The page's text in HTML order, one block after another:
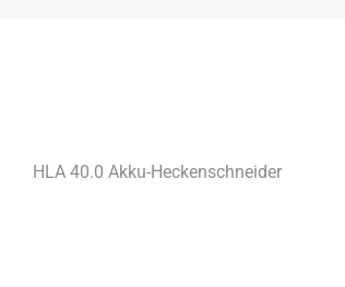
HLA 40.0 Akku-Heckenschneider